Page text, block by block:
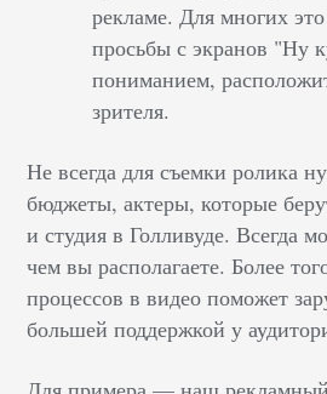
рекламе. Для многих
просьбы с экранов "Ну
пониманием,
зрителя.
Не всегда для съемки ролика
бюджеты, актеры, которые
и студия в Голливуде. Всегда
чем вы располагаете. Более
процессов в видео поможет
большей поддержкой у